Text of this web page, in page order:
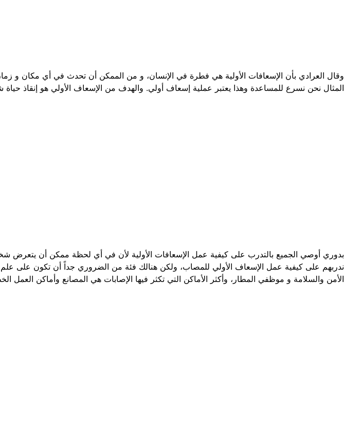
وقال العرادي بأن الإسعافات الأولية هي فطرة في الإنسان، و من الممكن أن تحدث في أي مكان
المثال نحن نسرع للمساعدة وهذا يعتبر عملية إسعاف أولي. والهدف من الإسعاف الأولي هو إنقاذ
بدوري أوصي الجميع بالتدرب على كيفية عمل الإسعافات الأولية لأن في أي لحظة ممكن أن يتعرض
ندربهم على كيفية عمل الإسعاف الأولي للمصاب، ولكن هنالك فئة من الضروري جداً أن تكون على علم
الأمن والسلامة و موظفي المطار، وأكثر الأماكن التي تكثر فيها الإصابات هي المصانع وأماكن